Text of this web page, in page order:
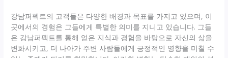
강남퍼펙트의 고객들은 다양한 배경과 목표를 가지고 있으며, 이
곳에서의 경험은 그들에게 특별한 의미를 지니고 있습니다. 그들
은 강남퍼펙트를 통해 얻은 지식과 경험을 바탕으로 자신의 삶을
변화시키고, 더 나아가 주변 사람들에게 긍정적인 영향을 미칠 수